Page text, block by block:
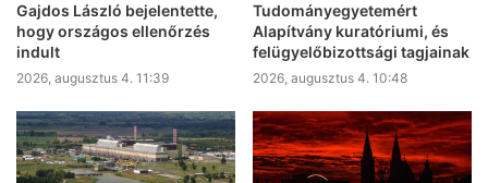
Gajdos László bejelentette,
hogy országos ellenőrzés
indult
2026, augusztus 4. 11:39
Tudományegyetemért
Alapítvány kuratóriumi, és
felügyelőbizottsági tagjainak
2026, augusztus 4. 10:48